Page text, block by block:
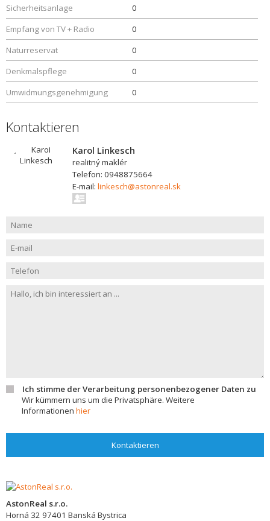
Sicherheitsanlage
0
Empfang von TV + Radio
0
Naturreservat
0
Denkmalspflege
0
Umwidmungsgenehmigung
0
Kontaktieren
Karol Linkesch
realitný maklér
Telefon: 0948875664
E-mail: linkesch@astonreal.sk
Ich stimme der Verarbeitung personenbezogener Daten zu
Wir kümmern uns um die Privatsphäre. Weitere
Informationen hier
Kontaktieren
AstonReal s.r.o.
Horná 32 97401 Banská Bystrica